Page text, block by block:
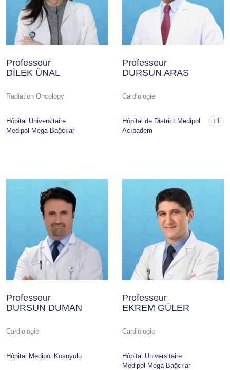
Professeur
DİLEK ÜNAL
Radiation Oncology
Hôpital Universitaire
Medipol Mega Bağcılar
Professeur
DURSUN ARAS
Cardiologie
Hôpital de District Medipol
Acıbadem
+1
Professeur
DURSUN DUMAN
Cardiologie
Hôpital Medipol Kosuyolu
Professeur
EKREM GÜLER
Cardiologie
Hôpital Universitaire
Medipol Mega Bağcılar